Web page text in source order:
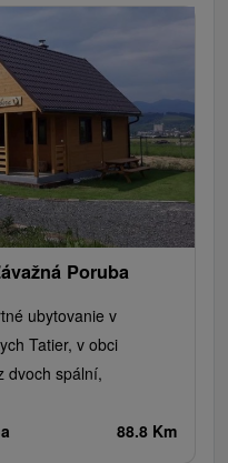
Poruba
ubytovanie v
Tatier, v obci
dvoch spální,
88.8 Km